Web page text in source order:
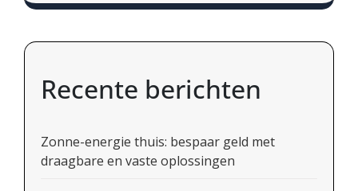
Recente berichten
Zonne-energie thuis: bespaar geld met
draagbare en vaste oplossingen